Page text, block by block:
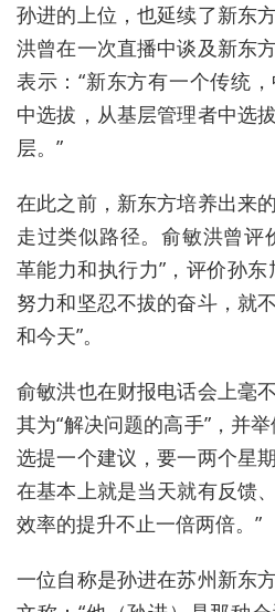
孙进的上位，也延续了新东
洪曾在一次直播中谈及新东
表示：“新东方有一个传统
中选拔，从基层管理者中选
层。”
在此之前， 新东方培养出来
走过类似路径。俞敏洪曾评
革能力和执行力”，评价孙
努力和坚忍不拔的奋斗，就
和今天”。
俞敏洪也在财报电话会上毫
其为“解决问题的高手”，并
选提一个建议，要一两个星
在基本上就是当天就有反馈
效率的提升不止一倍两倍。”
一位自称是孙进在苏州新东